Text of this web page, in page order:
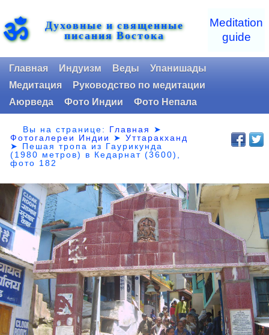
ॐ Духовные и священные
писания Востока
Meditation
guide
Главная Индуизм Веды
Упанишады
Медитация
Руководство по медитации
Аюрведа
Фото Индии Фото Непала
Вы на странице: Главная
➤
Фотогалереи Индии
➤Уттаракханд
➤ Пешая тропа из Гаурикунда
(1980 метров) в Кедарнат (3600),
фото 182